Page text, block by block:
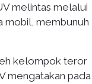
melintas melalui
mobil, membunuh
kelompok teror
mengatakan pada